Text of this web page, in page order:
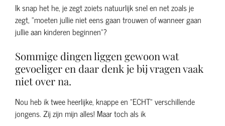
Ik snap het he, je zegt zoiets natuurlijk snel en net zoals je
zegt, "moeten jullie niet eens gaan trouwen of wanneer gaan
jullie aan kinderen beginnen"?
Sommige dingen liggen gewoon wat
gevoeliger en daar denk je bij vragen vaak
niet over na.
Nou heb ik twee heerlijke, knappe en "ECHT" verschillende
jongens. Zij zijn mijn alles! Maar toch als ik